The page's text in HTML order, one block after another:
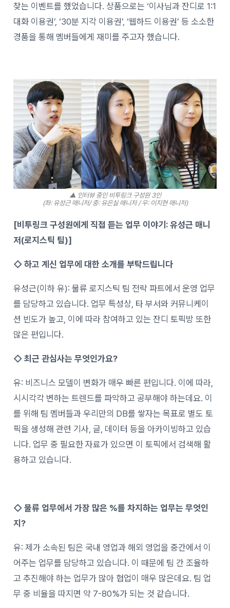
찾는 이벤트를 했었습니다. 상품으로는 ‘이사님과 잔디로 1:1
대화 이용권’, ‘30분 지각 이용권’, ‘웹하드 이용권’ 등 소소한
경품을 통해 멤버들에게 재미를 주고자 했습니다.
▲ 인터뷰 중인 비투링크 구성원 3인
(좌: 유성근 매니저/ 중: 유은실 매니저 / 우: 이지현 매니저)
[비투링크 구성원에게 직접 듣는 업무 이야기: 유성근 매니
저(로지스틱 팀)]
◇하고 계신 업무에 대한 소개를 부탁드립니다
유성근(이하 유): 물류 로지스틱 팀 전략 파트에서 운영 업무
를 담당하고 있습니다. 업무 특성상, 타 부서와 커뮤니케이
션 빈도가 높고, 이에 따라 참여하고 있는 잔디 토픽방 또한
많은 편입니다.
◇최근 관심사는 무엇인가요?
유: 비즈니스 모델이 변화가 매우 빠른 편입니다. 이에 따라,
시시각각 변하는 트렌드를 파악하고 공부해야 하는데요. 이
를 위해 팀 멤버들과 우리만의 DB를 쌓자는 목표로 별도 토
픽을 생성해 관련 기사, 글, 데이터 등을 아카이빙하고 있습
니다. 업무 중 필요한 자료가 있으면 이 토픽에서 검색해 활
용하고 있습니다.
◇물류 업무에서 가장 많은 %를 차지하는 업무는 무엇인
지?
유: 제가 소속된 팀은 국내 영업과 해외 영업을 중간에서 이
어주는 업무를 담당하고 있습니다. 이 때문에 팀 간 조율하
고 추진해야 하는 업무가 많아 협업이 매우 많은데요. 팀 업
무 중 비율을 따지면 약 7-80%가 되는 것 같습니다.